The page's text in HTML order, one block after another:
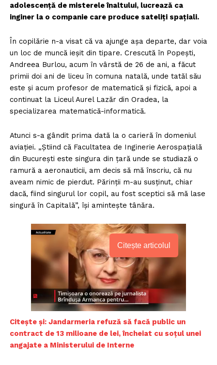
adolescenţă de misterele înaltului, lucrează ca
inginer la o companie care produce sateliți spațiali.
În copilărie n-a visat că va ajunge aşa departe, dar voia
un loc de muncă ieşit din tipare. Crescută în Popeşti,
Andreea Burlou, acum în vârstă de 26 de ani, a făcut
primii doi ani de liceu în comuna natală, unde tatăl său
este şi acum profesor de matematică şi fizică, apoi a
continuat la Liceul Aurel Lazăr din Oradea, la
specializarea matematică-informatică.
Atunci s-a gândit prima dată la o carieră în domeniul
aviaţiei. „Ştiind că Facultatea de Inginerie Aerospaţială
din Bucureşti este singura din ţară unde se studiază o
ramură a aeronauticii, am decis să mă înscriu, că nu
aveam nimic de pierdut. Părinţii m-au susţinut, chiar
dacă, fiind singurul lor copil, au fost sceptici să mă lase
singură în Capitală”, îşi aminteşte tânăra.
Citește articolul
Citește și: Jandarmeria refuză să facă public un
contract de 13 milioane de lei, încheiat cu soțul unei
angajate a Ministerului de Interne